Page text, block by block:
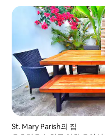
St. Mary Parish의 집